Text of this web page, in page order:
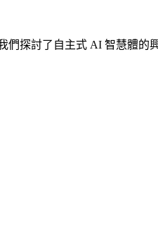
探討了自主式 AI 智慧體